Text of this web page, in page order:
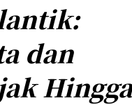
dan